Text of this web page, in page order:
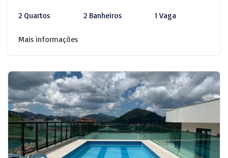
2 Quartos 2 Banheiros 1 Vaga
Mais informações